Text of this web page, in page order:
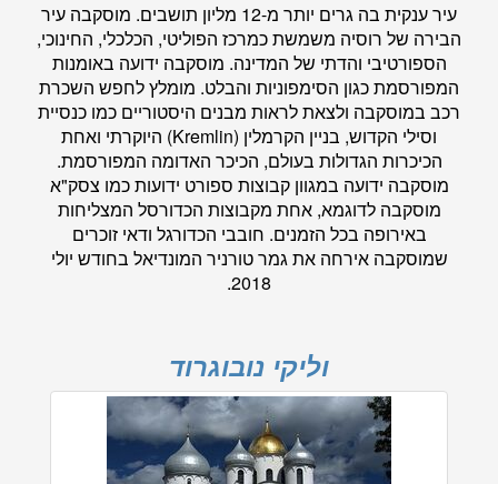
עיר ענקית בה גרים יותר מ-12 מליון תושבים. מוסקבה עיר
הבירה של רוסיה משמשת כמרכז הפוליטי, הכלכלי, החינוכי,
הספורטיבי והדתי של המדינה. מוסקבה ידועה באומנות
המפורסמת כגון הסימפוניות והבלט. מומלץ לחפש השכרת
רכב במוסקבה ולצאת לראות מבנים היסטוריים כמו כנסיית
וסילי הקדוש, בניין הקרמלין (Kremlin) היוקרתי ואחת
הכיכרות הגדולות בעולם, הכיכר האדומה המפורסמת.
מוסקבה ידועה במגוון קבוצות ספורט ידועות כמו צסק"א
מוסקבה לדוגמא, אחת מקבוצות הכדורסל המצליחות
באירופה בכל הזמנים. חובבי הכדורגל ודאי זוכרים
שמוסקבה אירחה את גמר טורניר המונדיאל בחודש יולי
2018.
וליקי נובוגרוד